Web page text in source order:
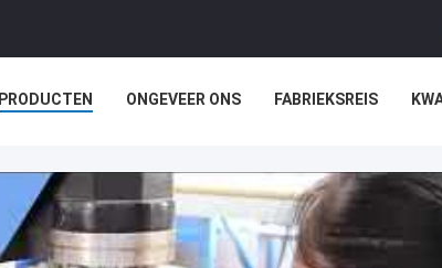
PRODUCTEN ONGEVEER ONS FABRIEKSREIS